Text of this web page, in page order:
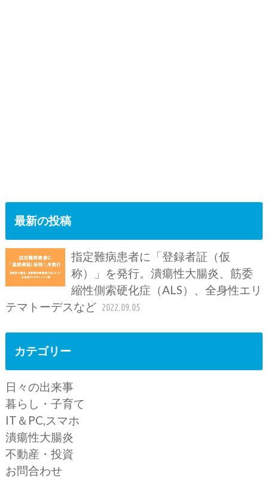
最新の投稿
指定難病患者に「登録者証（仮
称）」を発行。潰瘍性大腸炎、筋委
縮性側索硬化症（ALS）、全身性エリ
テマトーデスなど 2022.09.05
カテゴリー
日々の出来事
暮らし・子育て
IT＆PC,スマホ
潰瘍性大腸炎
不動産・投資
お問合わせ